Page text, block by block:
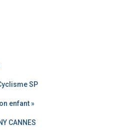
SP
enfant »
CANNES